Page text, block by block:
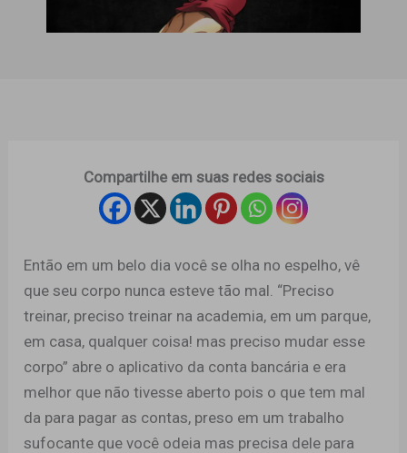
Compartilhe em suas redes sociais
Então em um belo dia você se olha no espelho, vê
que seu corpo nunca esteve tão mal. “Preciso
treinar, preciso treinar na academia, em um parque,
em casa, qualquer coisa! mas preciso mudar esse
corpo” abre o aplicativo da conta bancária e era
melhor que não tivesse aberto pois o que tem mal
da para pagar as contas, preso em um trabalho
sufocante que você odeia mas precisa dele para